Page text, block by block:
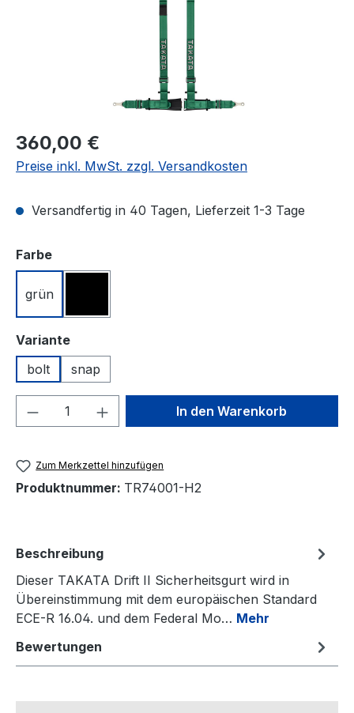
Regulärer Preis:
360,00 €
Preise inkl. MwSt. zzgl. Versandkosten
Versandfertig in 40 Tagen, Lieferzeit 1-3 Tage
Farbeauswählen
grün
Varianteauswählen
bolt
snap
Produkt Anzahl: Gib denIn den Warenkorb
Zum Merkzettel hinzufügen
Produktnummer: TR74001-H2
Beschreibung
Dieser TAKATA Drift II Sicherheitsgurt wird in
Übereinstimmung mit dem europäischen Standard
ECE-R 16.04. und dem Federal Mo… Mehr
Bewertungen